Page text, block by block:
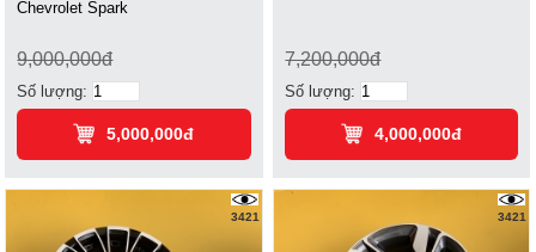
Chevrolet Spark
9,000,000đ
Số lượng:
5,000,000đ
7,200,000đ
Số lượng:
4,000,000đ
3421 3421